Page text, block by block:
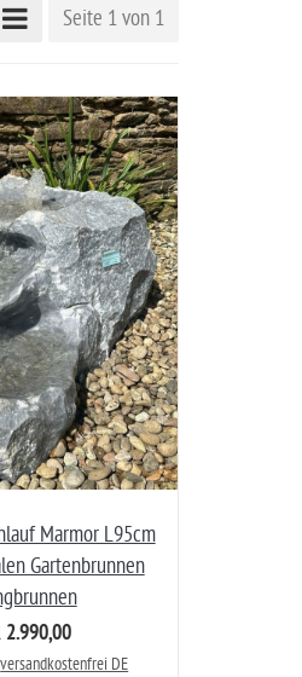
Seite 1 von 1
Marmor L95cm
Gartenbrunnen
2.990,00
versandkostenfrei DE